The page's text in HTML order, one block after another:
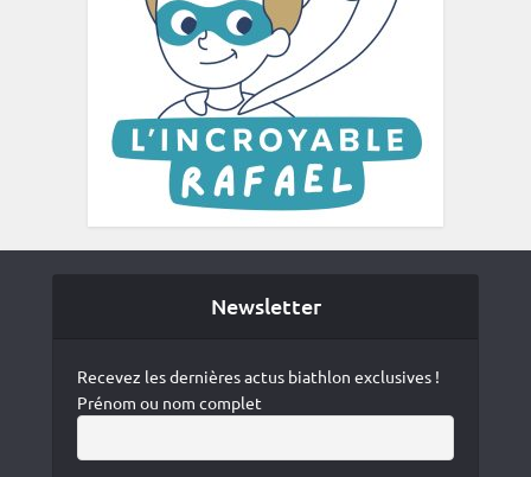
Newsletter
Recevez les dernières actus biathlon exclusives !
Prénom ou nom complet